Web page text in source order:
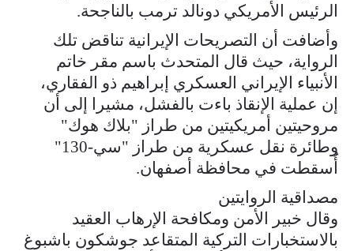
الرئيس الأمريكي دونالد ترمب بالناجحة.
وأضافت أن التصريحات الإيرانية تناقض تلك
الرواية، حيث قال المتحدث باسم مقر خاتم
الأنبياء الإيراني العسكري إبراهيم ذو الفقاري،
إن عملية الإنقاذ باءت بالفشل، مشيرا إلى أن
مروحيتين أمريكيتين من طراز "بلاك هوك"
وطائرة نقل عسكرية من طراز "سي-130"
أُسقطت في محافظة أصفهان.
مصداقية الروايتين
وقال خبير الأمن ومكافحة الإرهاب العقيد
بالاستخبارات التركية المتقاعد جوشكون باشبوغ